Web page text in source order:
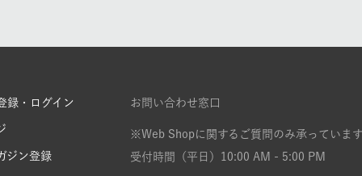
録・ログイン
ジン登録
お問い合わせ窓口
※Web Shopに関するご質問のみ承っていま
受付時間（平日）10:00 AM - 5:00 PM